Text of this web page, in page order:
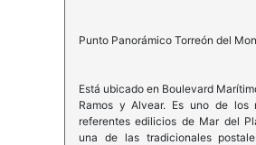
Punto Panorámico Torreón del
Está ubicado en Boulevard
Ramos y Alvear. Es uno de los
referentes edilicios de Mar del
una de las tradicionales